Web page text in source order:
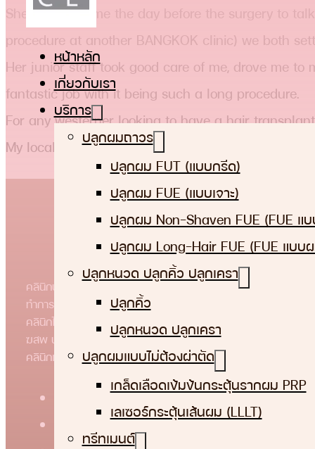
หน้าหลัก
เกี่ยวกับเรา
บริการ
ปลูกผมถาวร
ปลูกผม FUT (แบบกรีด)
ปลูกผม FUE (แบบเจาะ)
ปลูกผม Non-Shaven FUE (FUE แบ
ปลูกผม Long-Hair FUE (FUE แบบ
ปลูกหนวด ปลูกคิ้ว ปลูกเครา
ปลูกคิ้ว
ปลูกหนวด ปลูกเครา
ปลูกผมแบบไม่ต้องผ่าตัด
เกล็ดเลือดเข้มข้นกระตุ้นรากผม PRP
เลเซอร์กระตุ้นเส้นผม (LLLT)
ทรีทเมนต์
She took the time the day before the surgery to
procedure at another BANGKOK clinic) we both
Her junior staff took good care of me, drove me
fantastic job with it being such a long procedure.
For any westerner looking to have a hair
My local doctor in my country removed the
คลินิกปลูกผมถาวร ปลูกคิ้ว ปลูกหนวด ปลูกเครา ท่านสามารถ
ทำการนัดหมายเพื่อปรึกษากับแพทย์เฉพาะทางของบีเอชไอ
คลินิกได้ทันที
ฆสพ นฐ.๓๕/๒๕๖๗
คลินิกเฉพาะทางด้านเวชกรรมศัลยกรรมตกแต่งบีเอชไอ